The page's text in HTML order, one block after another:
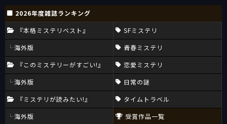
2026年度雑誌ランキング
『本格ミステリベスト』
海外版
『このミステリーがすごい!』
海外版
『ミステリが読みたい!』
海外版
SFミステリ
青春ミステリ
恋愛ミステリ
日常の謎
タイムトラベル
受賞作品一覧